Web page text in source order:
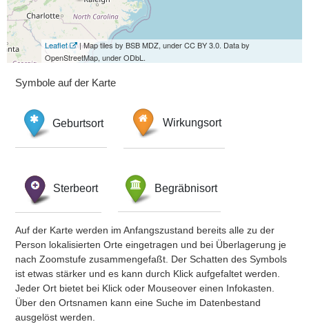
Leaflet
| Map tiles by BSB MDZ, under CC BY 3.0. Data by
OpenStreetMap, under ODbL.
Symbole auf der Karte
Geburtsort Wirkungsort
Sterbeort Begräbnisort
Auf der Karte werden im Anfangszustand bereits alle zu der
Person lokalisierten Orte eingetragen und bei Überlagerung je
nach Zoomstufe zusammengefaßt. Der Schatten des Symbols
ist etwas stärker und es kann durch Klick aufgefaltet werden.
Jeder Ort bietet bei Klick oder Mouseover einen Infokasten.
Über den Ortsnamen kann eine Suche im Datenbestand
ausgelöst werden.